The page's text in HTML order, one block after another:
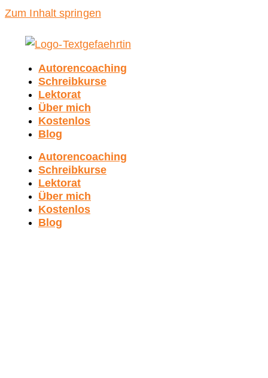
Zum Inhalt springen
Autorencoaching
Schreibkurse
Lektorat
Über mich
Kostenlos
Blog
Autorencoaching
Schreibkurse
Lektorat
Über mich
Kostenlos
Blog